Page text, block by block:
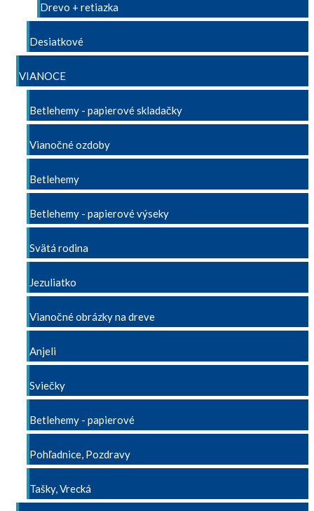
Drevo + retiazka
Desiatkové
VIANOCE
Betlehemy - papierové skladačky
Vianočné ozdoby
Betlehemy
Betlehemy - papierové výseky
Svätá rodina
Jezuliatko
Vianočné obrázky na dreve
Anjeli
Sviečky
Betlehemy - papierové
Pohľadnice, Pozdravy
Tašky, Vrecká